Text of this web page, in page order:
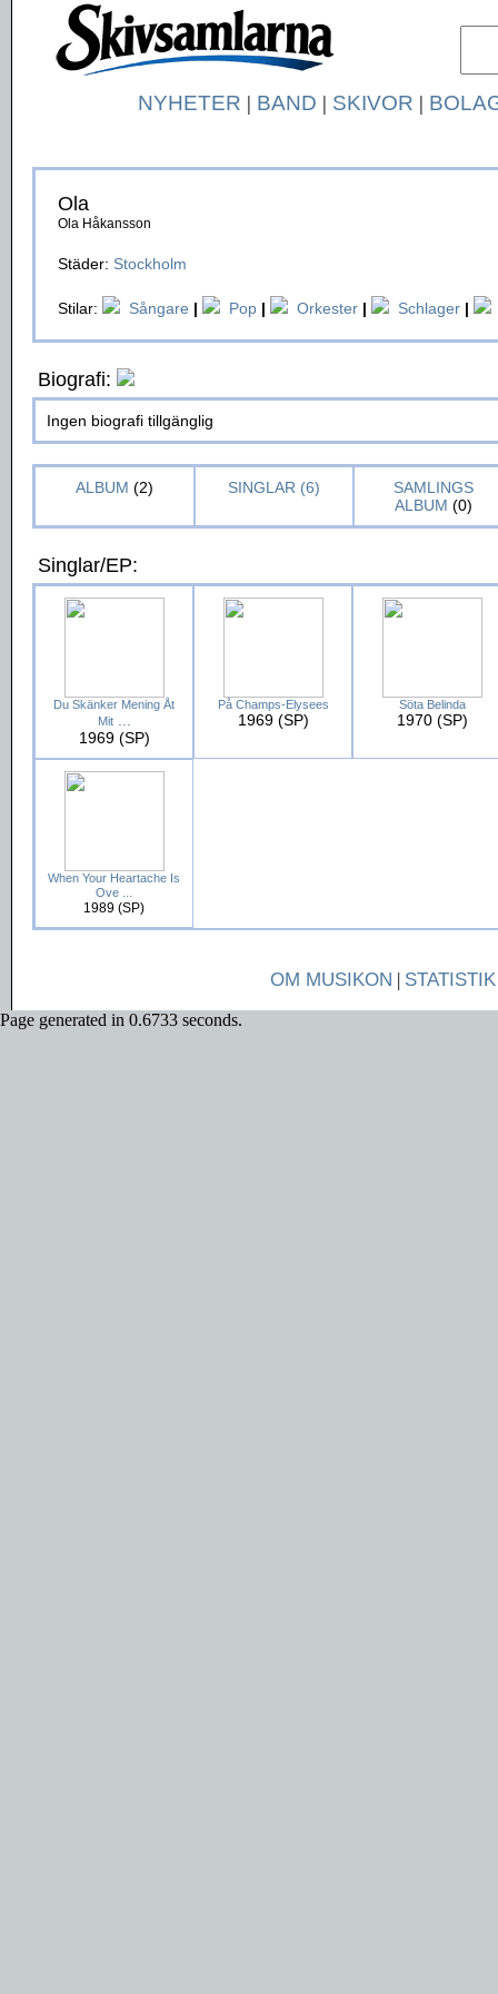
NYHETER | BAND | SKIVOR |
Ola
Ola Håkansson
Städer: Stockholm
Stilar: Sångare | Pop | Orkester | Schlager |
Biografi:
Ingen biografi tillgänglig
ALBUM (2) SINGLAR (6)
SAMLINGS
ALBUM (0)
Singlar/EP:
Du Skänker Mening Åt
Mit...
1969 (SP)
På Champs-Elysees
1969 (SP)
Söta Belinda
1970 (SP)
When Your Heartache Is
Ove ...
1989 (SP)
OM MUSIKON | STATISTIK
Page generated in 0.6733 seconds.